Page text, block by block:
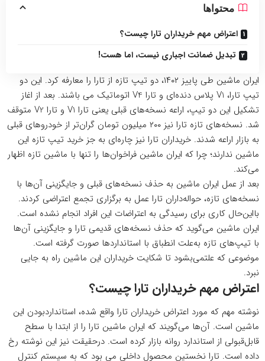
محتواها
اعتراض مهم خریداران تارا چیست؟
تبدیل ضمانت اجباری نیست، اما هست!
ایران ماشین طی پاییز ۱۴۰۲، دو تیپ تازه از تارا را معارفه کرد. این دو
تیپ تارا، V1 پلاس دنده‌ای و تارا V4‌ اتوماتیک می باشند. بعد از اغاز
تشکیل این دو تیپ، اراعه نسخه‌های قبلی یعنی تارا V1 و تارا V2 متوقف
شد. نسخه‌های تازه تارا نیز ۲۰۰ میلیون تومان گران‌تر از خودروهای قبلی
به بازار اراعه شدند. خریداران تارا نیز چاره‌ای به جز خرید تیپ تازه این
ماشین ندارند؛ چرا که ایران ماشین فراخوان‌ها را تنها با ماشین تازه اظهار
می‌کند.
بعد از عمل ایران ماشین به حذف نسخه‌های قبلی و جایگزینی آن‌ها با
نسخه‌های تازه، حواله‌داران تارا عمل به برگزاری تجمع اعتراضی کردند.
بااین‌حال کاری برای رسیدگی به اعتراضات این افراد انجام نشده است.
ایران ماشین می‌گوید که حذف نسخه‌های قدیمی تارا و جایگزینی آن‌ها
با تیپ‌های تازه به‌علت انطباق با استانداردها صورت گرفته است.
موضوعی که علتمی‌بشود تا شکایت خریداران این ماشین راه به جایی
نبرد.
اعتراض مهم خریداران تارا چیست؟
نوشته مهم که مورد اعتراض خریداران تارا واقع شده، استانداردبودن این
ماشین است. آن‌ها می‌گویند که ایران ماشین تارا را از ابتدا با سطح
قابل‌قبولی از استاندارد روانه بازار کرده است. درحقیقت نیز این نوشته رخ
داده است. تارا نخستین محصول داخلی می بود که به سیستم کنترل